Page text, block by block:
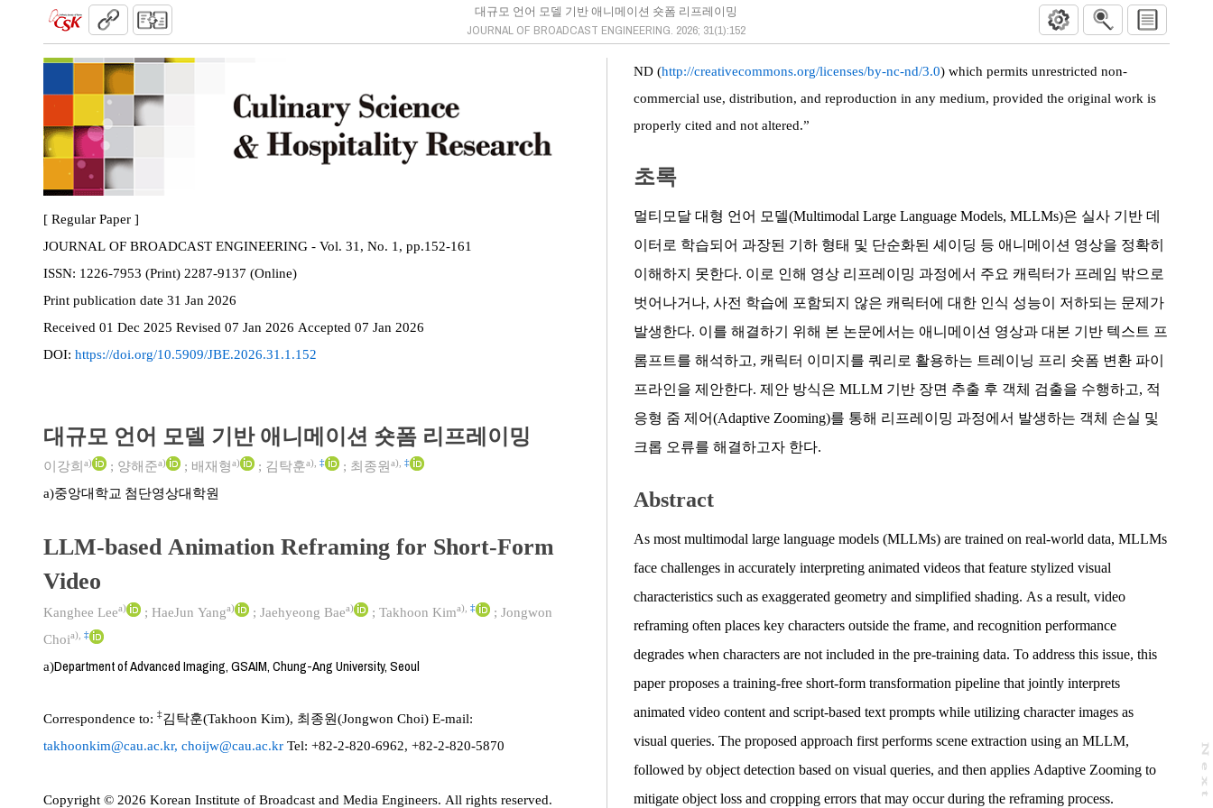
대규모 언어 모델 기반 애니메이션 숏폼 리프레이밍
JOURNAL OF BROADCAST ENGINEERING. 2026; 31(1):152
N
e
x
t
a
g
[ Regular Paper ]
JOURNAL OF BROADCAST ENGINEERING - Vol. 31, No. 1, pp.152-161
ISSN:
1226-7953 (Print) 2287-9137 (Online)
Print publication date 31 Jan 2026
Received 01 Dec 2025 Revised 07 Jan 2026 Accepted 07 Jan 2026
DOI: https://doi.org/10.5909/JBE.2026.31.1.152
대규모 언어 모델 기반 애니메이션 숏폼 리프레이밍
이강희 a) ; 양해준a) ; 배재형a) ; 김탁훈a) ‡ ; 최종원 a) ‡
a)중앙대학교 첨단영상대학원
LLM-based Animation Reframing for Short-Form
Video
Kanghee Leea) ; HaeJun Yanga) ; Jaehyeong Baea) ; Takhoon Kima) ‡ ; Jongwon
Choia) ‡
a)Department of Advanced Imaging, GSAIM, Chung-Ang University, Seoul
Correspondence to: ‡김탁훈(Takhoon Kim), 최종원(Jongwon Choi) E-mail:
takhoonkim@cau.ac.kr, choijw@cau.ac.kr Tel: +82-2-820-6962, +82-2-820-5870
Copyright © 2026 Korean Institute of Broadcast and Media Engineers. All rights reserved.
ND (http://creativecommons.org/licenses/by-nc-nd/3.0) which permits unrestricted non-
commercial use, distribution, and reproduction in any medium, provided the original work is
properly cited and not altered.”
초록
멀티모달 대형 언어 모델(Multimodal Large Language Models, MLLMs)은 실사 기반 데
이터로 학습되어 과장된 기하 형태 및 단순화된 셰이딩 등 애니메이션 영상을 정확히
이해하지 못한다. 이로 인해 영상 리프레이밍 과정에서 주요 캐릭터가 프레임 밖으로
벗어나거나, 사전 학습에 포함되지 않은 캐릭터에 대한 인식 성능이 저하되는 문제가
발생한다. 이를 해결하기 위해 본 논문에서는 애니메이션 영상과 대본 기반 텍스트 프
롬프트를 해석하고, 캐릭터 이미지를 쿼리로 활용하는 트레이닝 프리 숏폼 변환 파이
프라인을 제안한다. 제안 방식은 MLLM 기반 장면 추출 후 객체 검출을 수행하고, 적
응형 줌 제어(Adaptive Zooming)를 통해 리프레이밍 과정에서 발생하는 객체 손실 및
크롭 오류를 해결하고자 한다.
Abstract
As most multimodal large language models (MLLMs) are trained on real-world data, MLLMs
face challenges in accurately interpreting animated videos that feature stylized visual
characteristics such as exaggerated geometry and simplified shading. As a result, video
reframing often places key characters outside the frame, and recognition performance
degrades when characters are not included in the pre-training data. To address this issue, this
paper proposes a training-free short-form transformation pipeline that jointly interprets
animated video content and script-based text prompts while utilizing character images as
visual queries. The proposed approach first performs scene extraction using an MLLM,
followed by object detection based on visual queries, and then applies Adaptive Zooming to
mitigate object loss and cropping errors that may occur during the reframing process.